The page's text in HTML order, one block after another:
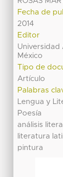
Fecha de
2014
Editor
México
Tipo de
Artículo
Palabras
Lengua y
Poesía
análisis
literatura
pintura